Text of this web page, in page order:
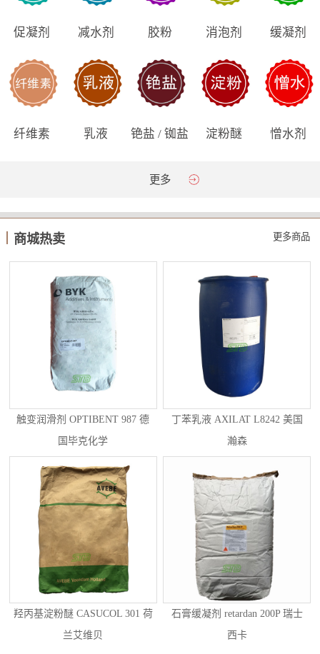
促凝剂 减水剂 胶粉 消泡剂 缓凝剂
纤维素 乳液 铯盐 / 铷盐 淀粉醚 憎水剂
更多
商城热卖 更多商品
触变润滑剂 OPTIBENT 987 德
国毕克化学
丁苯乳液 AXILAT L8242 美国
瀚森
羟丙基淀粉醚 CASUCOL 301 荷
兰艾维贝
石膏缓凝剂 retardan 200P 瑞士
西卡